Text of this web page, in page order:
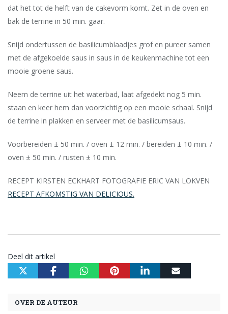
dat het tot de helft van de cakevorm komt. Zet in de oven en
bak de terrine in 50 min. gaar.
Snijd ondertussen de basilicumblaadjes grof en pureer samen
met de afgekoelde saus in saus in de keukenmachine tot een
mooie groene saus.
Neem de terrine uit het waterbad, laat afgedekt nog 5 min.
staan en keer hem dan voorzichtig op een mooie schaal. Snijd
de terrine in plakken en serveer met de basilicumsaus.
Voorbereiden ± 50 min. / oven ± 12 min. / bereiden ± 10 min. /
oven ± 50 min. / rusten ± 10 min.
RECEPT KIRSTEN ECKHART FOTOGRAFIE ERIC VAN LOKVEN
RECEPT AFKOMSTIG VAN DELICIOUS.
Deel dit artikel
OVER DE AUTEUR